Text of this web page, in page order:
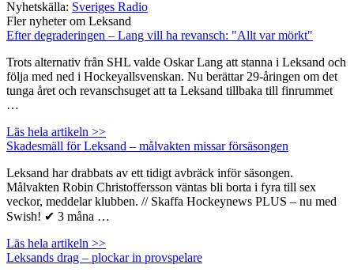
Nyhetskälla: Sveriges Radio
Fler nyheter om Leksand
Efter degraderingen – Lang vill ha revansch: "Allt var mörkt"
Trots alternativ från SHL valde Oskar Lang att stanna i Leksand och
följa med ned i Hockeyallsvenskan. Nu berättar 29-åringen om det
tunga året och revanschsuget att ta Leksand tillbaka till finrummet
…
Läs hela artikeln >>
Skadesmäll för Leksand – målvakten missar försäsongen
Leksand har drabbats av ett tidigt avbräck inför säsongen.
Målvakten Robin Christoffersson väntas bli borta i fyra till sex
veckor, meddelar klubben. // Skaffa Hockeynews PLUS – nu med
Swish! ✔ 3 måna …
Läs hela artikeln >>
Leksands drag – plockar in provspelare